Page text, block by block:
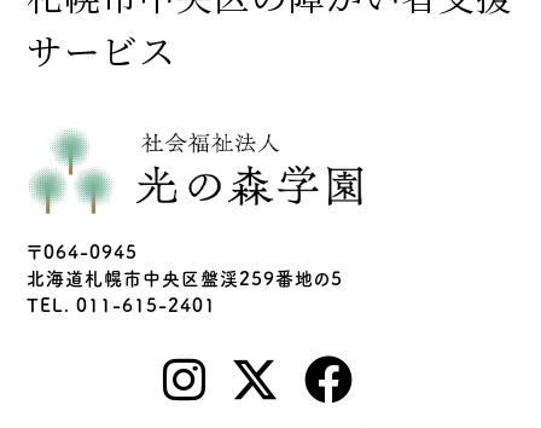
サービス
〒064-0945
北海道札幌市中央区盤渓259番地の5
TEL. 011-615-2401